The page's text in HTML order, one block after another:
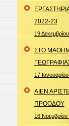
2022-23
19
ΣΤΟ
17
ΑΙΕΝ
ΠΡΟΟΔΟΥ
16 Νοεμβρίου